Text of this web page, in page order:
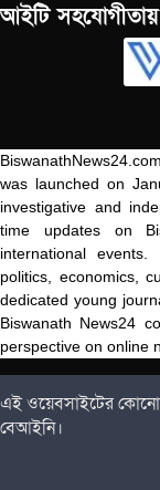
আইটি সহযোগীতায়
was launched on
investigative and
time updates on
international
politics, economics,
dedicated young
Biswanath News24
perspective on online
এই ওয়েবসাইটের কোনো
বেআইনি।